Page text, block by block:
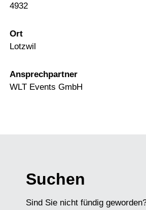
4932
Ort
Lotzwil
Ansprechpartner
WLT Events GmbH
Suchen
Sind Sie nicht fündig